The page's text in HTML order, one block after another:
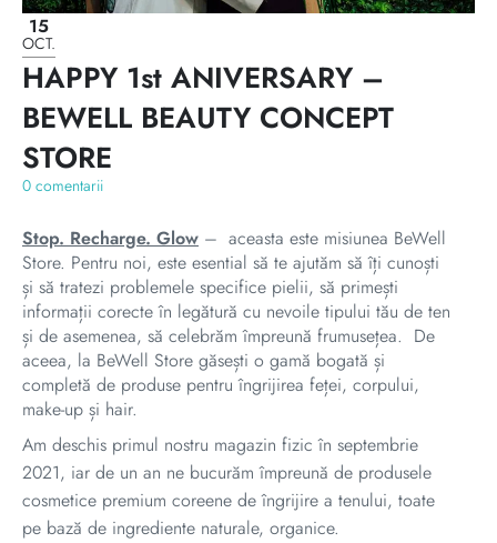
15
OCT.
HAPPY 1st ANIVERSARY –
BEWELL BEAUTY CONCEPT
STORE
0 comentarii
Stop. Recharge. Glow – aceasta este misiunea BeWell
Store. Pentru noi, este esential să te ajutăm să îți cunoști
și să tratezi problemele specifice pielii, să primești
informații corecte în legătură cu nevoile tipului tău de ten
și de asemenea, să celebrăm împreună frumusețea. De
aceea, la BeWell Store găsești o gamă bogată și
completă de produse pentru îngrijirea feței, corpului,
make-up și hair.
Am deschis primul nostru magazin fizic în septembrie
2021, iar de un an ne bucurăm împreună de produsele
cosmetice premium coreene de îngrijire a tenului, toate
pe bază de ingrediente naturale, organice.